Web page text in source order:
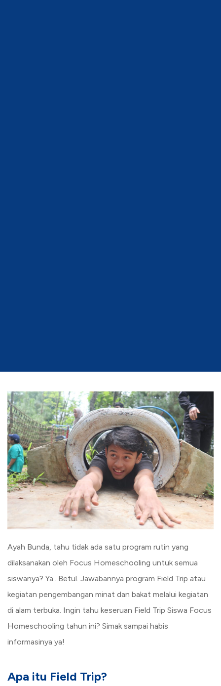
Ayah Bunda, tahu tidak ada satu program rutin yang
dilaksanakan oleh Focus Homeschooling untuk semua
siswanya? Ya.. Betul. Jawabannya program Field Trip atau
kegiatan pengembangan minat dan bakat melalui kegiatan
di alam terbuka. Ingin tahu keseruan Field Trip Siswa Focus
Homeschooling tahun ini? Simak sampai habis
informasinya ya!
Apa itu Field Trip?